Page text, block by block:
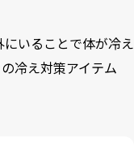
いることで体が冷え
冷え対策アイテム